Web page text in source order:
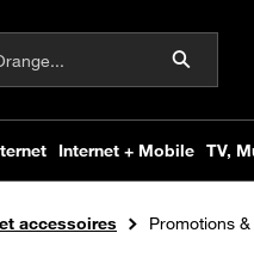
accessoires Promotions